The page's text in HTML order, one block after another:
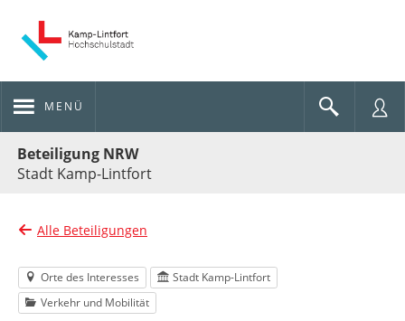
MENÜ
Beteiligung NRW
Stadt Kamp-Lintfort
Alle Beteiligungen
Orte des Interesses
Stadt Kamp-Lintfort
Verkehr und Mobilität